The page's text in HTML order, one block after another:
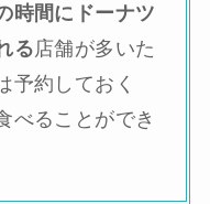
時間にドーナツ
る店舗が多いた
予約しておく
べることができ